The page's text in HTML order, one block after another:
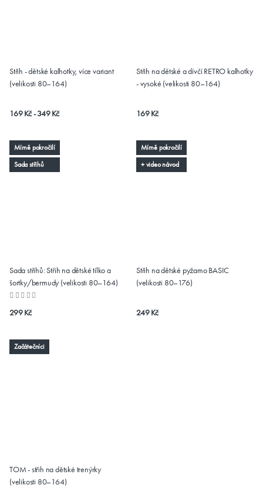
Střih - dětské kalhotky, více variant
(velikosti 80–164)
169 Kč - 349 Kč
Střih na dětské a dívčí RETRO kalhotky
- vysoké (velikosti 80–164)
169 Kč
Sada střihů: Střih na dětské tílko a
šortky/bermudy (velikosti 80–164)
299 Kč
Mírně pokročilí
Sada střihů
Střih na dětské pyžamo BASIC
(velikosti 80–176)
249 Kč
Mírně pokročilí
+ video návod
TOM - střih na dětské trenýrky
(velikosti 80–164)
Začátečníci